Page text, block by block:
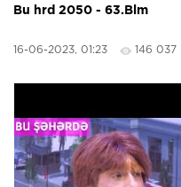
Bu hrd 2050 - 63.Blm
16-06-2023, 01:23 146 037